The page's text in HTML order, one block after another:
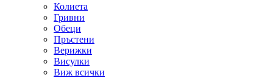
Колиета
Гривни
Обеци
Пръстени
Верижки
Висулки
Виж всички